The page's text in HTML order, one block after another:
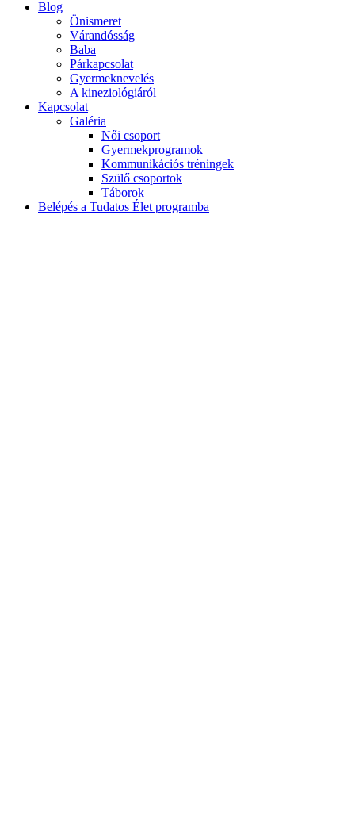
Blog
Önismeret
Várandósság
Baba
Párkapcsolat
Gyermeknevelés
A kineziológiáról
Kapcsolat
Galéria
Női csoport
Gyermekprogramok
Kommunikációs tréningek
Szülő csoportok
Táborok
Belépés a Tudatos Élet programba